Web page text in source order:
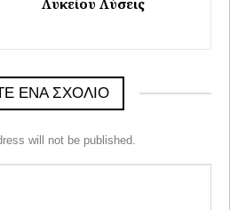
ΈΝΑ ΣΧΌΛΙΟ
will not be published.